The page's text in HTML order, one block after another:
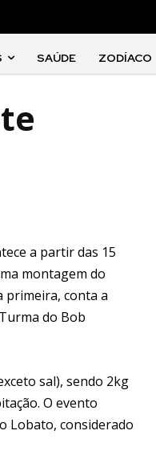
SAÚDE ZODÍACO
a partir das 15
montagem do
primeira, conta a
do Bob
sal), sendo 2kg
O evento
Lobato, considerado